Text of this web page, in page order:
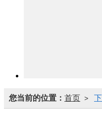
您当前的位置： 首页 >